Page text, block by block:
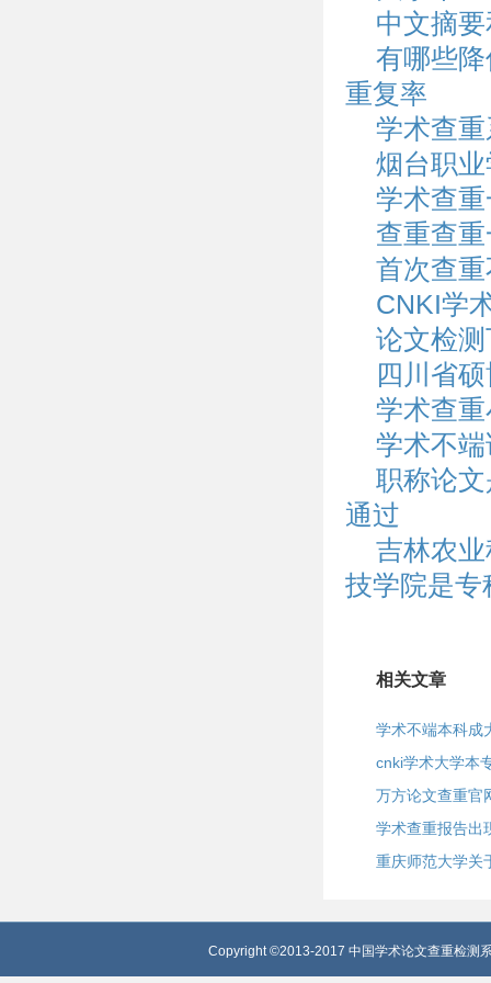
中文摘
有哪些
重复率
学术查
烟台职
学术查
查重查
首次查
CNKI学
论文检
四川省
学术查
学术不
职称论
通过
吉林农
技学院是专
相关文章
学术不端本科成
cnki学术大学本
万方论文查重官
学术查重报告出
Copyright ©2013-2017 中国学术论文查重检